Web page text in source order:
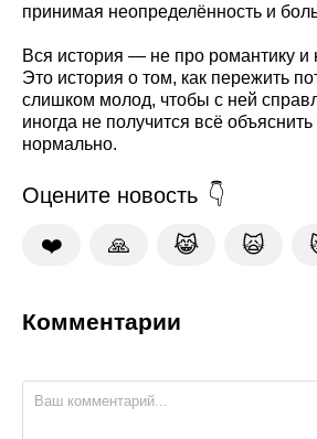
принимая неопределённость и
Вся история — не про романтику и
Это история о том, как пережить
слишком молод, чтобы с ней
иногда не получится всё
нормально.
Оцените новость
❤️ 🙏 😹 🙀
Комментарии